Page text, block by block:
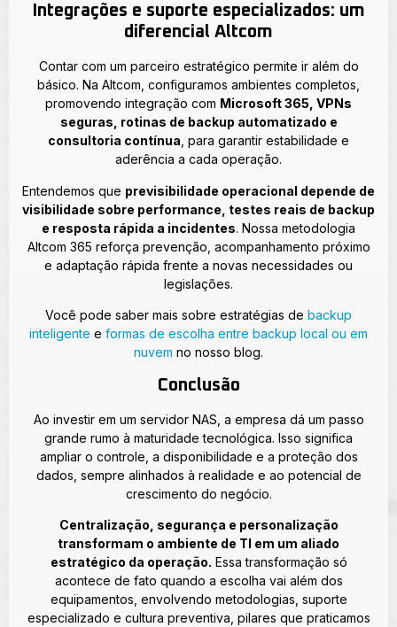
Integrações e suporte especializados: um
diferencial Altcom
Contar com um parceiro estratégico permite ir além do
básico. Na Altcom, configuramos ambientes completos,
promovendo integração com Microsoft 365, VPNs
seguras, rotinas de backup automatizado e
consultoria contínua , para garantir estabilidade e
aderência a cada operação.
Entendemos que previsibilidade operacional depende de
visibilidade sobre performance, testes reais de backup
e resposta rápida a incidentes. Nossa metodologia
Altcom 365 reforça prevenção, acompanhamento próximo
e adaptação rápida frente a novas necessidades ou
legislações.
Você pode saber mais sobre estratégias de backup
inteligente e formas de escolha entre backup local ou em
nuvem no nosso blog.
Conclusão
Ao investir em um servidor NAS, a empresa dá um passo
grande rumo à maturidade tecnológica. Isso significa
ampliar o controle, a disponibilidade e a proteção dos
dados, sempre alinhados à realidade e ao potencial de
crescimento do negócio.
Centralização, segurança e personalização
transformam o ambiente de TI em um aliado
estratégico da operação. Essa transformação só
acontece de fato quando a escolha vai além dos
equipamentos, envolvendo metodologias, suporte
especializado e cultura preventiva, pilares que praticamos